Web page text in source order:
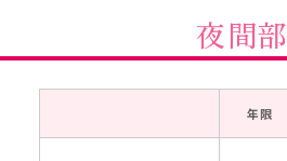
夜間部
年限